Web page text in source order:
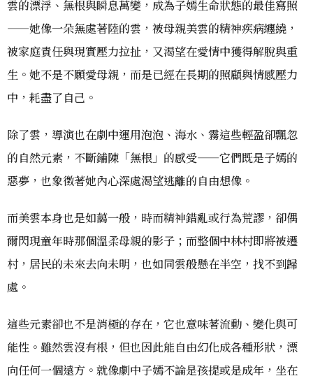
雲的漂浮、無根與瞬息萬變，成為子嫣生命狀態的最佳寫照
——她像一朵無處著陸的雲，被母親美雲的精神疾病纏繞，
被家庭責任與現實壓力拉扯，又渴望在愛情中獲得解脫與重
生。她不是不願愛母親，而是已經在長期的照顧與情感壓力
中，耗盡了自己。
除了雲，導演也在劇中運用泡泡、海水、霧這些輕盈卻飄忽
的自然元素，不斷鋪陳「無根」的感受——它們既是子嫣的
惡夢，也象徵著她內心深處渴望逃離的自由想像。
而美雲本身也是如藹一般，時而精神錯亂或行為荒謬，卻偶
爾閃現童年時那個溫柔母親的影子；而整個中林村即將被遷
村，居民的未來去向未明，也如同雲般懸在半空，找不到歸
處。
這些元素卻也不是消極的存在，它也意味著流動、變化與可
能性。雖然雲沒有根，但也因此能自由幻化成各種形狀，漂
向任何一個遠方。就像劇中子嫣不論是孩提或是成年，坐在